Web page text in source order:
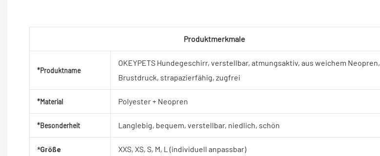
Produktmerkmale
*Produktname
OKEYPETS Hundegeschirr, verstellbar, atmungsaktiv, aus weichem Neopren,
Brustdruck, strapazierfähig, zugfrei
*Material Polyester + Neopren
*Besonderheit Langlebig, bequem, verstellbar, niedlich, schön
*Größe XXS, XS, S, M, L (individuell anpassbar)